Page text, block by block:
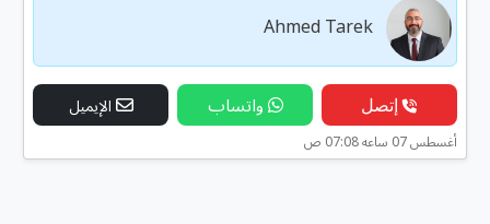
Ahmed Tarek
إتصل واتساب الإيميل
أغسطس 07 ساعه 07:08 ص